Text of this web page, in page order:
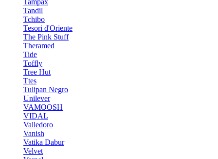
Tampax
Tandil
Tchibo
Tesori d'Oriente
The Pink Stuff
Theramed
Tide
Toffly
Tree Hut
Ttes
Tulipan Negro
Unilever
VAMOOSH
VIDAL
Valledoro
Vanish
Vatika Dabur
Velvet